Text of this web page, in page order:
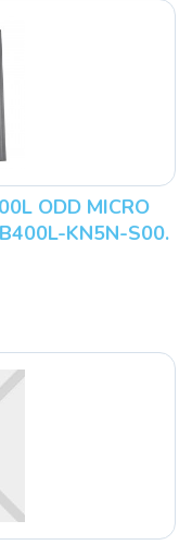
ODD MICRO
KN5N-S00.